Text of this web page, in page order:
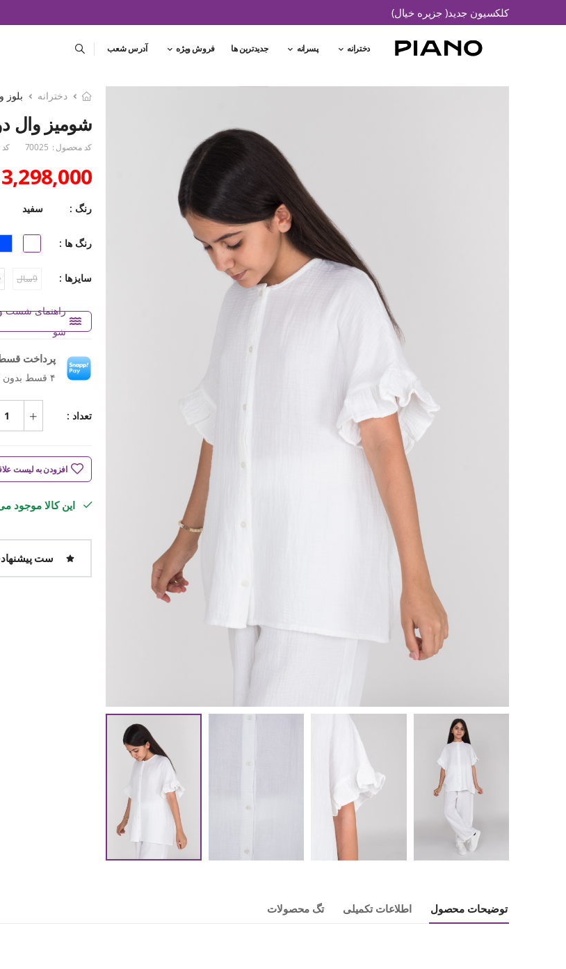
کلکسیون جدید( جزیره خیال)
دخترانه پسرانه جدیدترین ها فروش ویژه آدرس شعب
دخترانه بلوز
شومیز وال
کد محصول : 70025
3,298,000 تومان
رنگ : سفید
رنگ ها :
سایزها : 9سال
راهنمای شست
شو
پرداخت
۴ قسط بدون کارمزد، ماهانه ۸۲۴٬۵۰۰ تومان
تعداد :
افزودن به لیست
این کالا موجود
ست
توضیحات محصول اطلاعات تکمیلی تگ محصولات